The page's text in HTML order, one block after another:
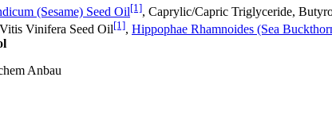
(Sesame) Seed Oil[1], Caprylic/Capric Triglyceride,
Vinifera Seed Oil[1], Hippophae Rhamnoides (Sea
Anbau